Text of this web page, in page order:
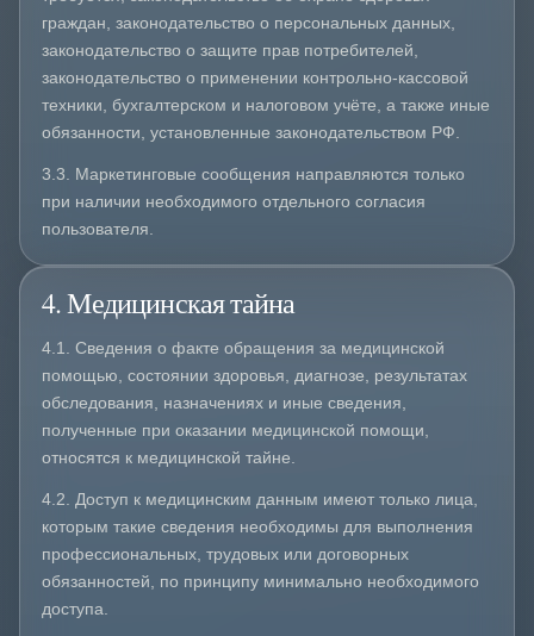
граждан, законодательство о персональных данных,
законодательство о защите прав потребителей,
законодательство о применении контрольно-кассовой
техники, бухгалтерском и налоговом учёте, а также иные
обязанности, установленные законодательством РФ.
3.3. Маркетинговые сообщения направляются только
при наличии необходимого отдельного согласия
пользователя.
4. Медицинская тайна
4.1. Сведения о факте обращения за медицинской
помощью, состоянии здоровья, диагнозе, результатах
обследования, назначениях и иные сведения,
полученные при оказании медицинской помощи,
относятся к медицинской тайне.
4.2. Доступ к медицинским данным имеют только лица,
которым такие сведения необходимы для выполнения
профессиональных, трудовых или договорных
обязанностей, по принципу минимально необходимого
доступа.